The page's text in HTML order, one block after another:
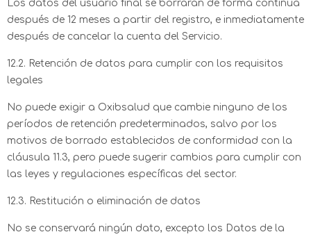
Los datos del usuario final se borrarán de forma continua
después de 12 meses a partir del registro, e inmediatamente
después de cancelar la cuenta del Servicio.
12.2. Retención de datos para cumplir con los requisitos
legales
No puede exigir a Oxibsalud que cambie ninguno de los
períodos de retención predeterminados, salvo por los
motivos de borrado establecidos de conformidad con la
cláusula 11.3, pero puede sugerir cambios para cumplir con
las leyes y regulaciones específicas del sector.
12.3. Restitución o eliminación de datos
No se conservará ningún dato, excepto los Datos de la